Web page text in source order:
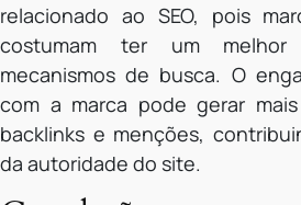
relacionado ao SEO, pois
costumam ter um melhor
mecanismos de busca. O
com a marca pode gerar
backlinks e menções,
da autoridade do site.